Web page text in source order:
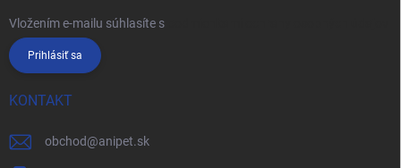
Vložením e-mailu súhlasíte s
Prihlásiť sa
KONTAKT
obchod@anipet.sk